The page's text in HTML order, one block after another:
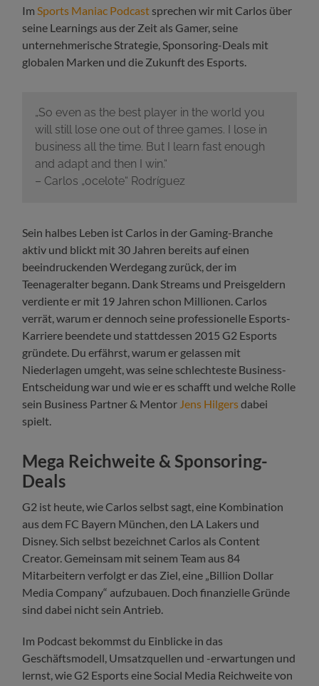
Im Sports Maniac Podcast sprechen wir mit Carlos über
seine Learnings aus der Zeit als Gamer, seine
unternehmerische Strategie, Sponsoring-Deals mit
globalen Marken und die Zukunft des Esports.
„So even as the best player in the world you
will still lose one out of three games. I lose in
business all the time. But I learn fast enough
and adapt and then I win.“
– Carlos „ocelote“ Rodríguez
Sein halbes Leben ist Carlos in der Gaming-Branche
aktiv und blickt mit 30 Jahren bereits auf einen
beeindruckenden Werdegang zurück, der im
Teenageralter begann. Dank Streams und Preisgeldern
verdiente er mit 19 Jahren schon Millionen. Carlos
verrät, warum er dennoch seine professionelle Esports-
Karriere beendete und stattdessen 2015 G2 Esports
gründete. Du erfährst, warum er gelassen mit
Niederlagen umgeht, was seine schlechteste Business-
Entscheidung war und wie er es schafft und welche Rolle
sein Business Partner & Mentor Jens Hilgersdabei
spielt.
Mega Reichweite & Sponsoring-
Deals
G2 ist heute, wie Carlos selbst sagt, eine Kombination
aus dem FC Bayern München, den LA Lakers und
Disney. Sich selbst bezeichnet Carlos als Content
Creator. Gemeinsam mit seinem Team aus 84
Mitarbeitern verfolgt er das Ziel, eine „Billion Dollar
Media Company“ aufzubauen. Doch finanzielle Gründe
sind dabei nicht sein Antrieb.
Im Podcast bekommst du Einblicke in das
Geschäftsmodell, Umsatzquellen und -erwartungen und
lernst, wie G2 Esports eine Social Media Reichweite von